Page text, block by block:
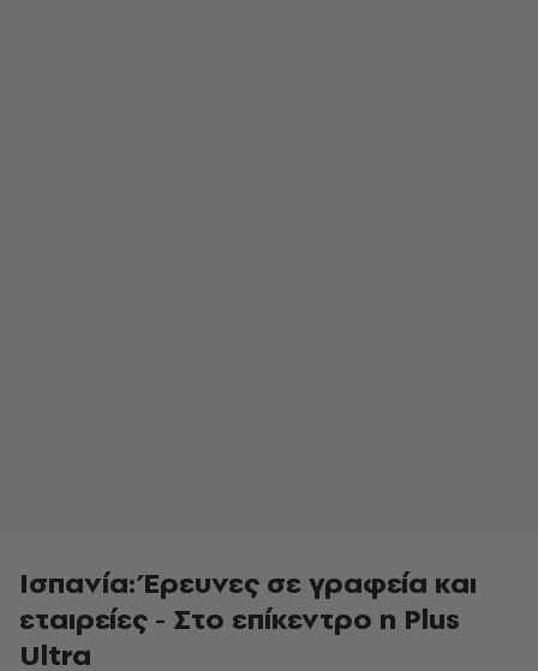
Ισπανία: Έρευνες σε γραφεία και
εταιρείες - Στο επίκεντρο η Plus
Ultra